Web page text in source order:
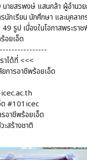
ยสรพงษ์ แสนกล้า ผู้อำนว
นักเรียน นักศึกษา และบุคล
รูป เนื่องในโอกาสพระร
อยเอ็ด
าได้ที่ <<<
การอาชีพร้อยเอ็ด
ด #101icec
อาชีพร้อยเอ็ด
สร้างชาติ